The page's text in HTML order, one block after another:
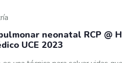
neonatal RCP @
UCE 2023